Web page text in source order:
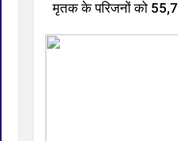
मृतक के परिजनों को